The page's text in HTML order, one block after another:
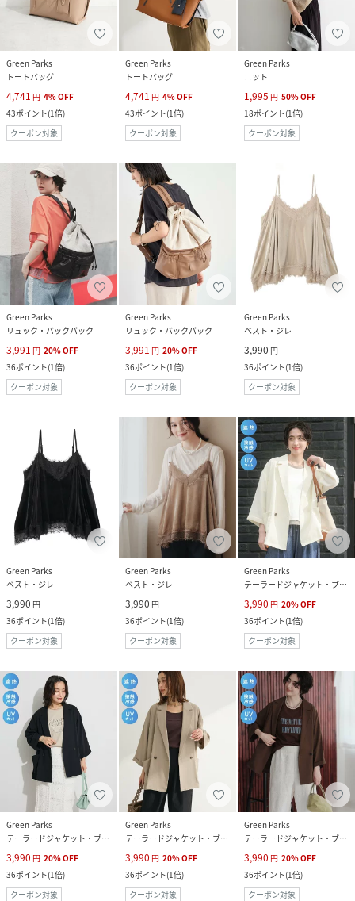
Green Parks
トートバッグ
4,741 円 4%OFF
43ポイント(1倍)
クーポン対象
Green Parks
トートバッグ
4,741 円 4%OFF
43ポイント(1倍)
クーポン対象
Green Parks
ニット
1,995 円 50%OFF
18ポイント(1倍)
クーポン対象
Green Parks
リュック・バックパック
3,991 円 20%OFF
36ポイント(1倍)
クーポン対象
Green Parks
リュック・バックパック
3,991 円 20%OFF
36ポイント(1倍)
クーポン対象
Green Parks
ベスト・ジレ
3,990 円
36ポイント(1倍)
クーポン対象
Green Parks
ベスト・ジレ
3,990 円
36ポイント(1倍)
クーポン対象
Green Parks
ベスト・ジレ
3,990 円
36ポイント(1倍)
クーポン対象
Green Parks
テーラードジャケット・ブレザー
3,990 円 20%OFF
36ポイント(1倍)
クーポン対象
Green Parks
テーラードジャケット・ブレザー
3,990 円 20%OFF
36ポイント(1倍)
クーポン対象
Green Parks
テーラードジャケット・ブレザー
3,990 円 20%OFF
36ポイント(1倍)
クーポン対象
Green Parks
テーラードジャケット・ブレザー
3,990 円 20%OFF
36ポイント(1倍)
クーポン対象